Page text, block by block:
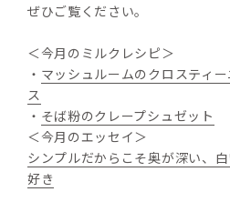
ぜひご覧ください。
＜今月のミルクレシピ＞
・ マッシュルームのクロスティ
ス
・ そば粉のクレープシュゼット
＜今月のエッセイ＞
シンプルだからこそ奥が深い、
好き